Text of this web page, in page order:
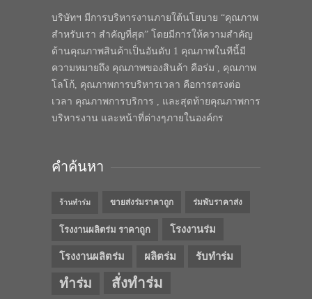
บริษัทฯ มีการบริหารงานภายใต้นโยบาย “คุณภาพ
สำหรับเรา สำคัญที่สุด” โดยมีการให้ความสำคัญ
ด้านคุณภาพสินค้าเป็นอันดับ 1 คุณภาพในทีนี้มี
ความหมายถึง คุณภาพของสินค้า คือร่ม , คุณภาพ
โลโก้, คุณภาพการบริหารเวลา คือการตรงต่อ
เวลา คุณภาพการบริการ , และสุดท้ายคุณภาพการ
บริหารงาน และหน้าที่ต่างๆภายในองค์กร
คำค้นหา
ร้านทำร่ม ขายส่งร่มราคาถูก ร่มพับราคาส่ง
โรงงานผลิตร่ม ราคาถูก โรงงานร่ม
โรงงานผลิตร่ม ผลิตร่ม รับทำร่ม
ทำร่ม สั่งทำร่ม